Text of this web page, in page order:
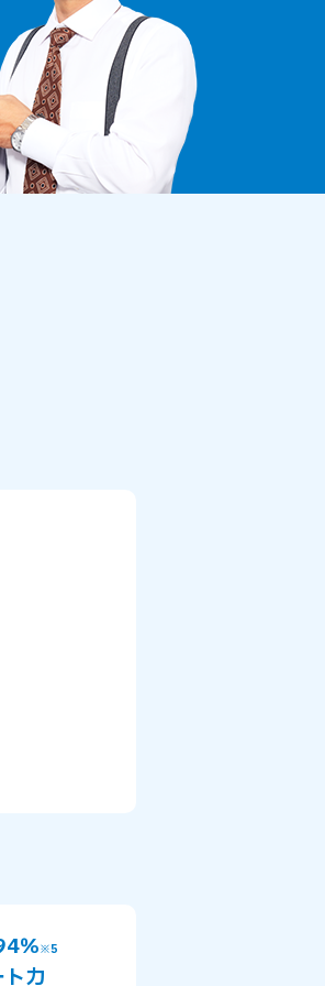
％※5
力